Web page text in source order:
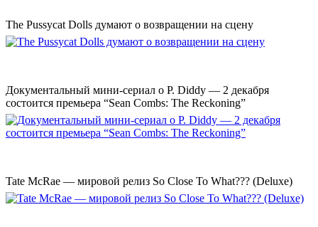
The Pussycat Dolls думают о возвращении на сцену
Документальный мини-сериал о P. Diddy — 2 декабря
состоится премьера “Sean Combs: The Reckoning”
Tate McRae — мировой релиз So Close To What??? (Deluxe)